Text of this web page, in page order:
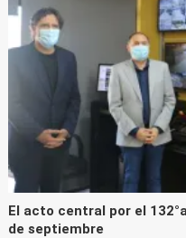
El acto central por el
de septiembre